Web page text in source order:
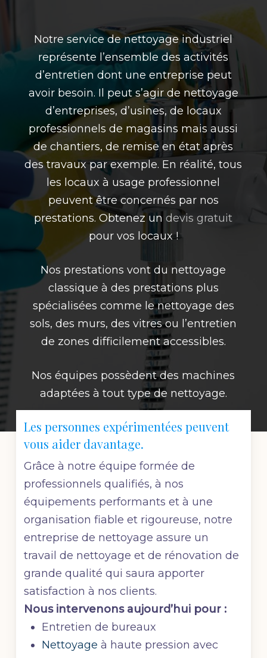
Notre service de nettoyage industriel
représente l’ensemble des activités
d’entretien dont une entreprise peut
avoir besoin. Il peut s’agir de nettoyage
d’entreprises, d’usines, de locaux
professionnels de magasins mais aussi
de chantiers, de remise en état après
des travaux par exemple. En réalité, tous
les locaux à usage professionnel
peuvent être concernés par nos
prestations. Obtenez undevis gratuit
pour vos locaux !
Nos prestations vont du nettoyage
classique à des prestations plus
spécialisées comme le nettoyage des
sols, des murs, des vitres ou l’entretien
de zones difficilement accessibles.
Nos équipes possèdent des machines
adaptées à tout type de nettoyage.
Les personnes expérimentées peuvent
vous aider davantage.
Grâce à notre équipe formée de
professionnels qualifiés, à nos
équipements performants et à une
organisation fiable et rigoureuse, notre
entreprise de nettoyage assure un
travail de nettoyage et de rénovation de
grande qualité qui saura apporter
satisfaction à nos clients.
Nous intervenons aujourd’hui pour :
Entretien de bureaux
Nettoyage à haute pression avec